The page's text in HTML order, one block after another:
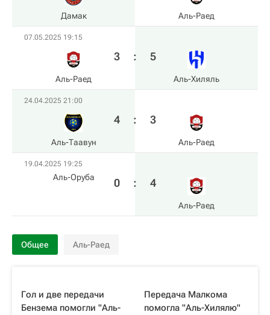
Дамак Аль-Раед
07.05.2025 19:15
Аль-Раед
3 : 5
Аль-Хиляль
24.04.2025 21:00
Аль-Таавун
4 : 3
Аль-Раед
19.04.2025 19:25
Аль-Оруба 0 : 4
Аль-Раед
Общее Аль-Раед
Гол и две передачи
Бензема помогли "Аль-
Передача Малкома
помогла "Аль-Хилялю"